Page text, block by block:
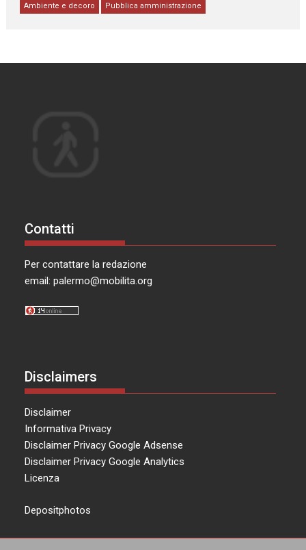
Ambiente e decoro Pubblica amministrazione
Contatti
Per contattare la redazione
email:palermo@mobilita.org
Disclaimers
Disclaimer
Informativa Privacy
Disclaimer Privacy Google Adsense
Disclaimer Privacy Google Analytics
Licenza
Depositphotos